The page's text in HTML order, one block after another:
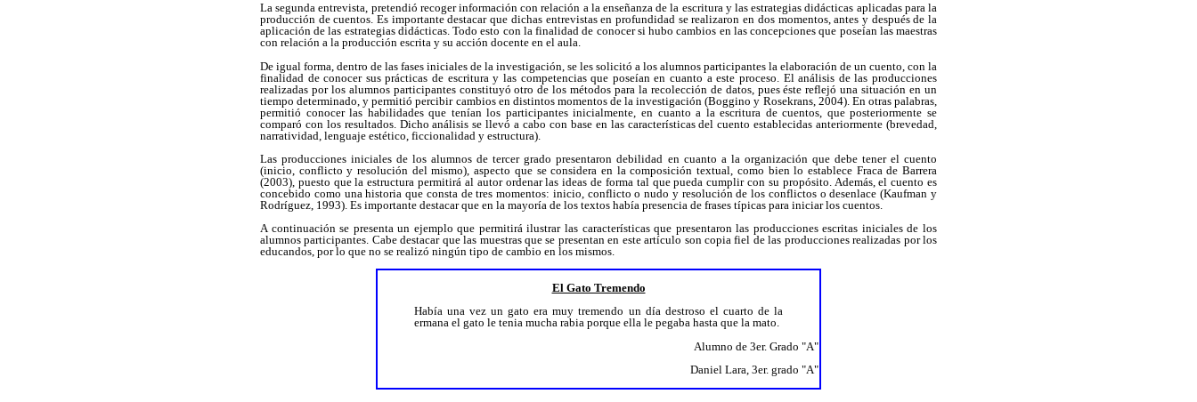
La segunda entrevista, pretendió recoger información con relación a la enseñanza de la escritura y las estrategias didácticas aplicadas para la
producción de cuentos. Es importante destacar que dichas entrevistas en profundidad se realizaron en dos momentos, antes y después de la
aplicación de las estrategias didácticas. Todo esto con la finalidad de conocer si hubo cambios en las concepciones que poseían las maestras
con relación a la producción escrita y su acción docente en el aula.
De igual forma, dentro de las fases iniciales de la investigación, se les solicitó a los alumnos participantes la elaboración de un cuento, con la
finalidad de conocer sus prácticas de escritura y las competencias que poseían en cuanto a este proceso. El análisis de las producciones
realizadas por los alumnos participantes constituyó otro de los métodos para la recolección de datos, pues éste reflejó una situación en un
tiempo determinado, y permitió percibir cambios en distintos momentos de la investigación (Boggino y Rosekrans, 2004). En otras palabras,
permitió conocer las habilidades que tenían los participantes inicialmente, en cuanto a la escritura de cuentos, que posteriormente se
comparó con los resultados. Dicho análisis se llevó a cabo con base en las características del cuento establecidas anteriormente (brevedad,
narratividad, lenguaje estético, ficcionalidad y estructura).
Las producciones iniciales de los alumnos de tercer grado presentaron debilidad en cuanto a la organización que debe tener el cuento
(inicio, conflicto y resolución del mismo), aspecto que se considera en la composición textual, como bien lo establece Fraca de Barrera
(2003), puesto que la estructura permitirá al autor ordenar las ideas de forma tal que pueda cumplir con su propósito. Además, el cuento es
concebido como una historia que consta de tres momentos: inicio, conflicto o nudo y resolución de los conflictos o desenlace (Kaufman y
Rodríguez, 1993). Es importante destacar que en la mayoría de los textos había presencia de frases típicas para iniciar los cuentos.
A continuación se presenta un ejemplo que permitirá ilustrar las características que presentaron las producciones escritas iniciales de los
alumnos participantes. Cabe destacar que las muestras que se presentan en este artículo son copia fiel de las producciones realizadas por los
educandos, por lo que no se realizó ningún tipo de cambio en los mismos.
El Gato Tremendo
Había una vez un gato era muy tremendo un día destroso el cuarto de la
ermana el gato le tenia mucha rabia porque ella le pegaba hasta que la mato.
Alumno de 3er. Grado "A"
Daniel Lara, 3er. grado "A"